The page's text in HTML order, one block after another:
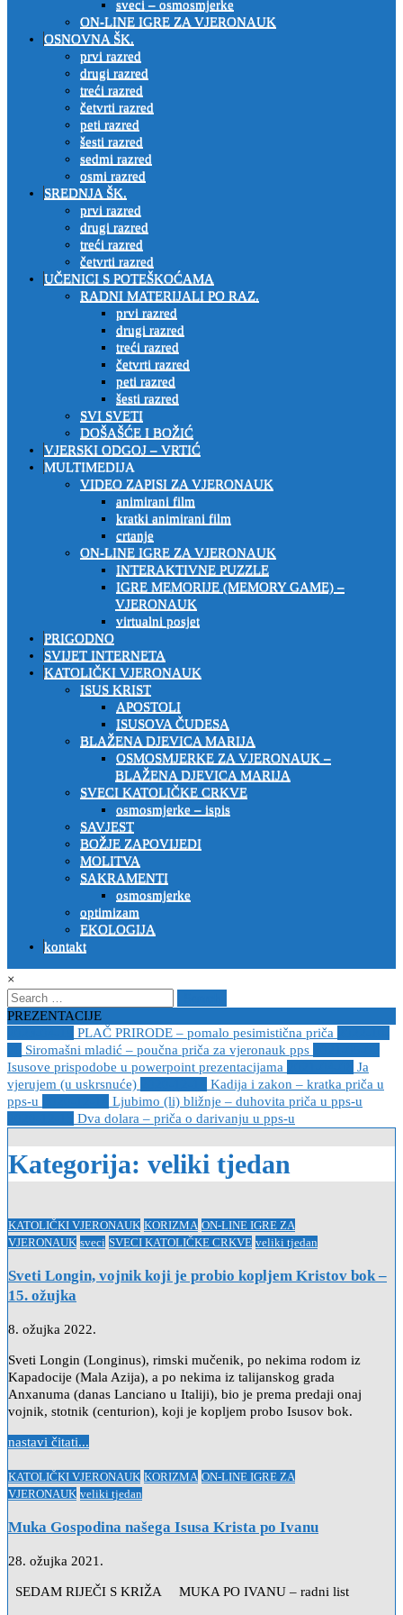
sveci – osmosmjerke
ON-LINE IGRE ZA VJERONAUK
OSNOVNA ŠK.
prvi razred
drugi razred
treći razred
četvrti razred
peti razred
šesti razred
sedmi razred
osmi razred
SREDNJA ŠK.
prvi razred
drugi razred
treći razred
četvrti razred
UČENICI S POTEŠKOĆAMA
RADNI MATERIJALI PO RAZ.
prvi razred
drugi razred
treći razred
četvrti razred
peti razred
šesti razred
SVI SVETI
DOŠAŠĆE I BOŽIĆ
VJERSKI ODGOJ – VRTIĆ
MULTIMEDIJA
VIDEO ZAPISI ZA VJERONAUK
animirani film
kratki animirani film
crtanje
ON-LINE IGRE ZA VJERONAUK
INTERAKTIVNE PUZZLE
IGRE MEMORIJE (MEMORY GAME) –
VJERONAUK
virtualni posjet
PRIGODNO
SVIJET INTERNETA
KATOLIČKI VJERONAUK
ISUS KRIST
APOSTOLI
ISUSOVA ČUDESA
BLAŽENA DJEVICA MARIJA
OSMOSMJERKE ZA VJERONAUK –
BLAŽENA DJEVICA MARIJA
SVECI KATOLIČKE CRKVE
osmosmjerke – ispis
SAVJEST
BOŽJE ZAPOVIJEDI
MOLITVA
SAKRAMENTI
osmosmjerke
optimizam
EKOLOGIJA
kontakt
×
Search
for:
PREZENTACIJE
PLAČ PRIRODE – pomalo pesimistična priča
Siromašni mladić – poučna priča za vjeronauk pps
Isusove prispodobe u powerpoint prezentacijama
Ja
vjerujem (u uskrsnuće)
Kadija i zakon – kratka priča u
pps-u
Ljubimo (li) bližnje – duhovita priča u pps-u
Dva dolara – priča o darivanju u pps-u
Kategorija: veliki tjedan
Posted
in
KATOLIČKI VJERONAUK KORIZMA ON-LINE IGRE ZA
VJERONAUK sveci SVECI KATOLIČKE CRKVE veliki tjedan
Sveti Longin, vojnik koji je probio kopljem Kristov bok –
15. ožujka
8. ožujka 2022.
Sveti Longin (Longinus), rimski mučenik, po nekima rodom iz
Kapadocije (Mala Azija), a po nekima iz talijanskog grada
Anxanuma (danas Lanciano u Italiji), bio je prema predaji onaj
vojnik, stotnik (centurion), koji je kopljem probo Isusov bok.
nastavi čitati...
Posted
in
KATOLIČKI VJERONAUK KORIZMA ON-LINE IGRE ZA
VJERONAUK veliki tjedan
Muka Gospodina našega Isusa Krista po Ivanu
28. ožujka 2021.
SEDAM RIJEČI S KRIŽA MUKA PO IVANU – radni list